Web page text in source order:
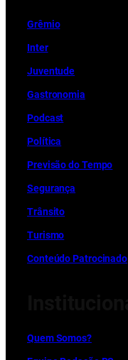
Grêmio
Inter
Juventude
Gastronomia
Podcast
Política
Previsão do Tempo
Segurança
Trânsito
Turismo
Conteúdo Patrocinado
Quem Somos?